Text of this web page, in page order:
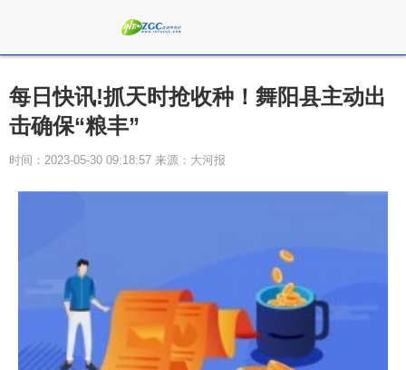
每日快讯!抓天时抢收种！舞阳县主动出
击确保“粮丰”
时间：2023-05-30 09:18:57 来源：大河报